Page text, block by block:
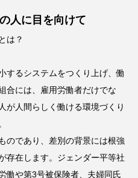
人に目を向けて
は？
るシステムをつくり上げ、働
合には、雇用労働者だけでな
が人間らしく働ける環境づくり
のであり、差別の背景には根強
存在します。ジェンダー平等社
働や第3号被保険者、夫婦同氏